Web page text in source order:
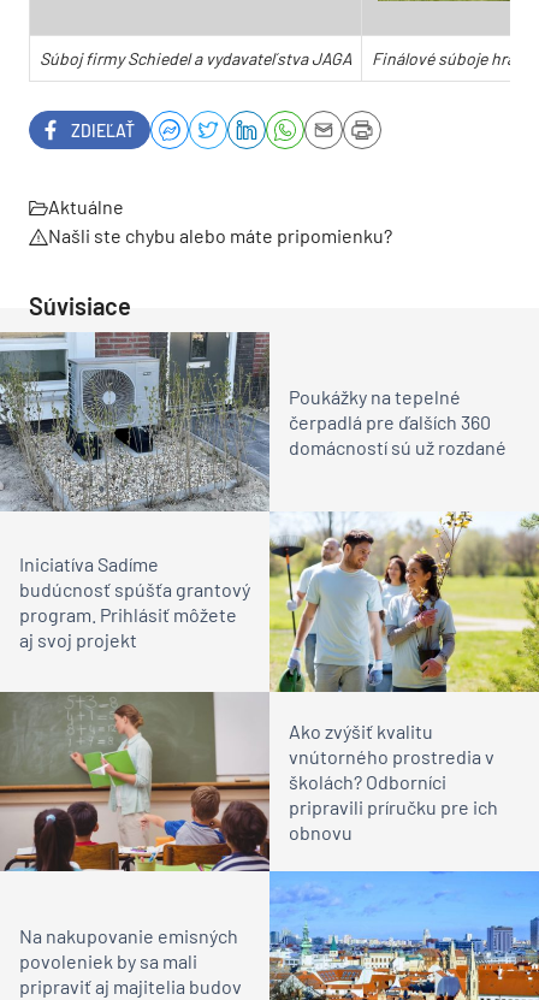
Súboj firmy Schiedel a vydavateľstva JAGA Finálové súboje
ZDIEĽAŤ
Aktuálne
Našli ste chybu alebo máte pripomienku?
Súvisiace
Poukážky na tepelné
čerpadlá pre ďalších 360
domácností sú už rozdané
Iniciatíva Sadíme
budúcnosť spúšťa grantový
program. Prihlásiť môžete
aj svoj projekt
Ako zvýšiť kvalitu
vnútorného prostredia v
školách? Odborníci
pripravili príručku pre ich
obnovu
Na nakupovanie emisných
povoleniek by sa mali
pripraviť aj majitelia budov